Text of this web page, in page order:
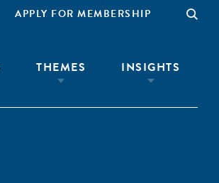
APPLY FOR MEMBERSHIP
THEMES INSIGHTS